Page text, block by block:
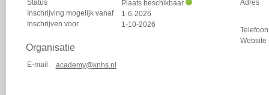
Status
Plaats beschikbaar
Inschrijving mogelijk vanaf
1-6-2026
Inschrijven voor
1-10-2026
Organisatie
E-mail academy@knhs.nl
Adres
Telefoon
Website